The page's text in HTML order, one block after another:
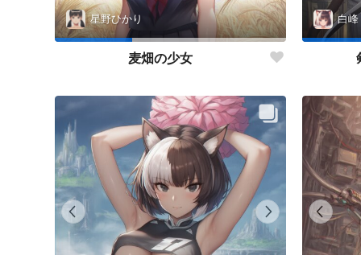
星野ひかり
麦畑の少女
白峰